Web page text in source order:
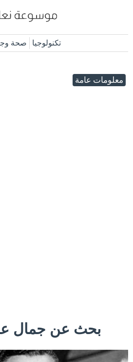
تكنولوجيا صحة
معلومات عامة
بحث عن جمال